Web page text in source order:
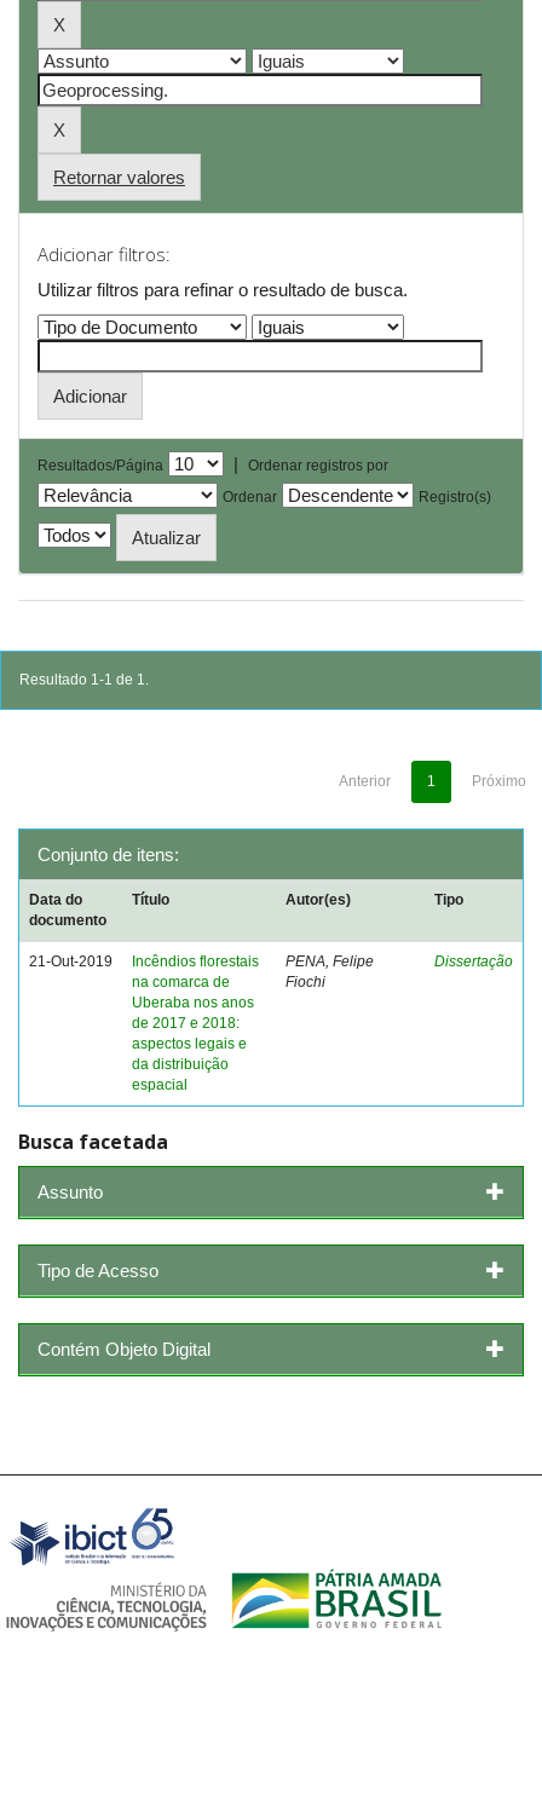
Retornar valores
Adicionar filtros:
Utilizar filtros para refinar o resultado de busca.
Resultados/Página |
Ordenar registros por
Ordenar
Registro(s)
Resultado 1-1 de 1.
Anterior 1 Próximo
Conjunto de itens:
Data do
documento
Título Autor(es) Tipo
21-Out-2019
Incêndios florestais
na comarca de
Uberaba nos anos
de 2017 e 2018:
aspectos legais e
da distribuição
espacial
PENA, Felipe
Fiochi
Dissertação
Busca facetada
Assunto
Tipo de Acesso
Contém Objeto Digital